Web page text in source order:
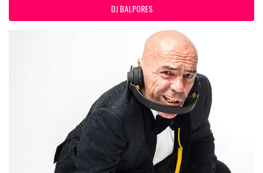
DJ BALPORES